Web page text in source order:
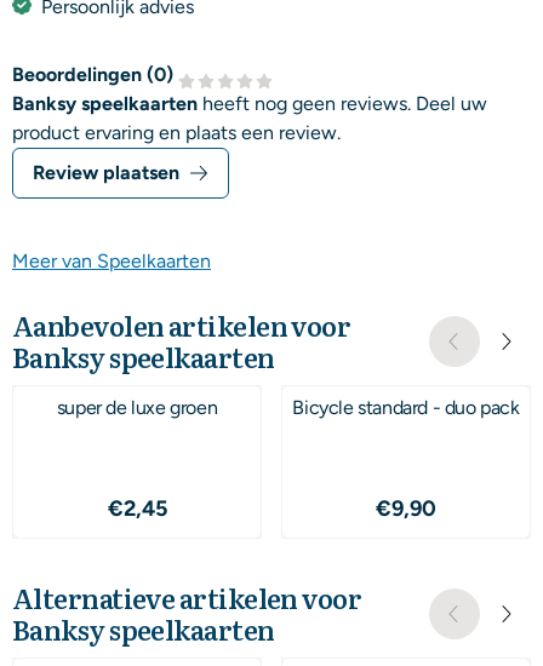
Persoonlijk advies
Beoordelingen (0)
Banksy speelkaarten heeft nog geen reviews. Deel uw
product ervaring en plaats een review.
Review plaatsen
Meer van Speelkaarten
Aanbevolen artikelen voor
Banksy speelkaarten
super de luxe groen
Prijs: 2,45
€2,45
Bicycle standard - duo pack
Prijs: 9,90
€9,90
Alternatieve artikelen voor
Banksy speelkaarten